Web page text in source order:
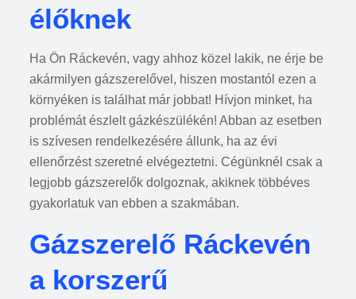
élőknek
Ha Ön Ráckevén, vagy ahhoz közel lakik, ne érje be
akármilyen gázszerelővel, hiszen mostantól ezen a
környéken is találhat már jobbat! Hívjon minket, ha
problémát észlelt gázkészülékén! Abban az esetben
is szívesen rendelkezésére állunk, ha az évi
ellenőrzést szeretné elvégeztetni. Cégünknél csak a
legjobb gázszerelők dolgoznak, akiknek többéves
gyakorlatuk van ebben a szakmában.
Gázszerelő Ráckevén
a korszerű